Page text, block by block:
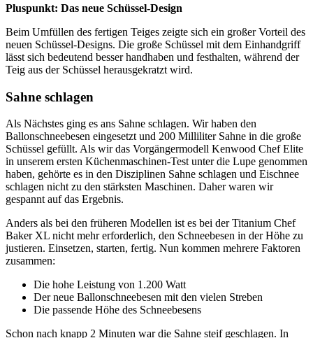
Pluspunkt: Das neue Schüssel-Design
Beim Umfüllen des fertigen Teiges zeigte sich ein großer Vorteil des
neuen Schüssel-Designs. Die große Schüssel mit dem Einhandgriff
lässt sich bedeutend besser handhaben und festhalten, während der
Teig aus der Schüssel herausgekratzt wird.
Sahne schlagen
Als Nächstes ging es ans Sahne schlagen. Wir haben den
Ballonschneebesen eingesetzt und 200 Milliliter Sahne in die große
Schüssel gefüllt. Als wir das Vorgängermodell Kenwood Chef Elite
in unserem ersten Küchenmaschinen-Test unter die Lupe genommen
haben, gehörte es in den Disziplinen Sahne schlagen und Eischnee
schlagen nicht zu den stärksten Maschinen. Daher waren wir
gespannt auf das Ergebnis.
Anders als bei den früheren Modellen ist es bei der Titanium Chef
Baker XL nicht mehr erforderlich, den Schneebesen in der Höhe zu
justieren. Einsetzen, starten, fertig. Nun kommen mehrere Faktoren
zusammen:
Die hohe Leistung von 1.200 Watt
Der neue Ballonschneebesen mit den vielen Streben
Die passende Höhe des Schneebesens
Schon nach knapp 2 Minuten war die Sahne steif geschlagen. In